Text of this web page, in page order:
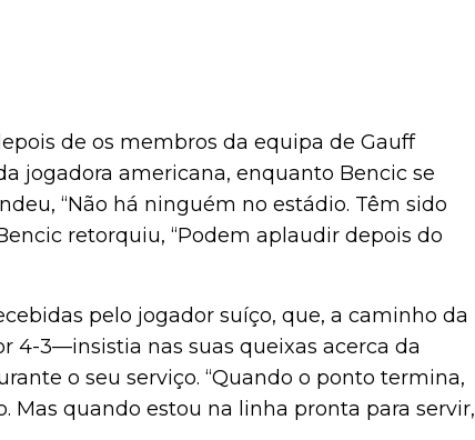
de os membros da equipa de Gauff
jogadora americana, enquanto Bencic se
“Não há ninguém no estádio. Têm sido
retorquiu, “Podem aplaudir depois do
pelo jogador suíço, que, a caminho da
4-3—insistia nas suas queixas acerca da
o seu serviço. “Quando o ponto termina,
Mas quando estou na linha pronta para servir,